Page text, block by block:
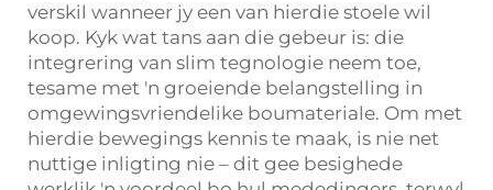
verskil wanneer jy een van hierdie stoele wil
koop. Kyk wat tans aan die gebeur is: die
integrering van slim tegnologie neem toe,
tesame met 'n groeiende belangstelling in
omgewingsvriendelike boumateriale. Om met
hierdie bewegings kennis te maak, is nie net
nuttige inligting nie – dit gee besighede